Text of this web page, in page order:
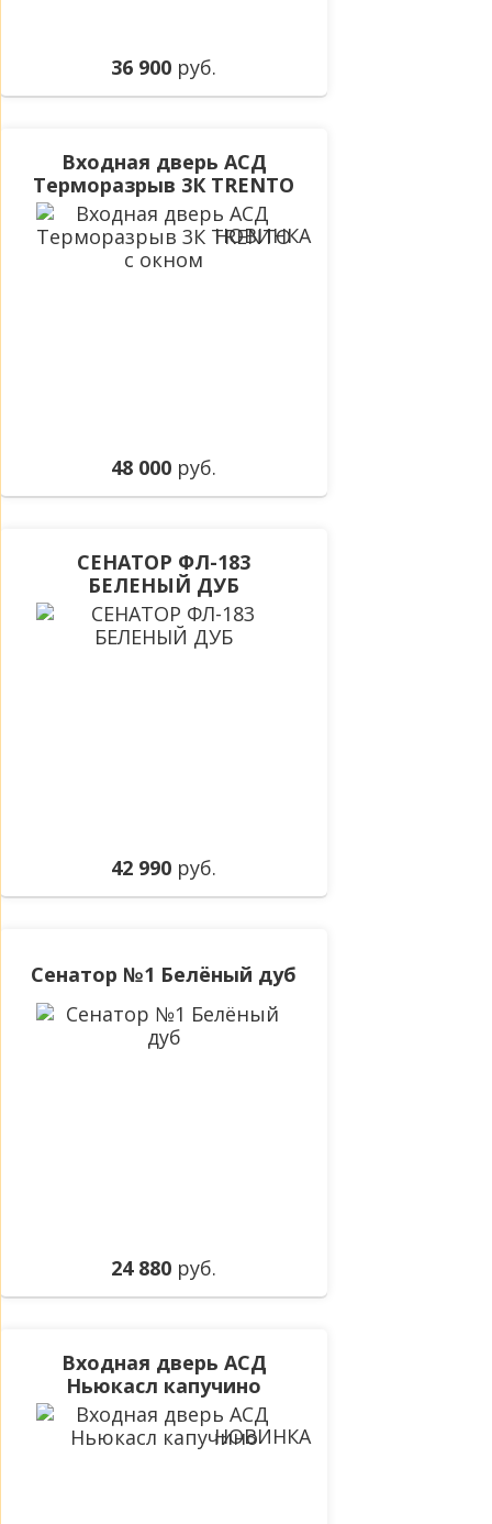
36 900 руб.
Входная дверь АСД
Терморазрыв 3К TRENTO
с окном
НОВИНКА
48 000 руб.
СЕНАТОР ФЛ-183
БЕЛЕНЫЙ ДУБ
42 990 руб.
Сенатор №1 Белёный дуб
24 880 руб.
Входная дверь АСД
Ньюкасл капучино
НОВИНКА